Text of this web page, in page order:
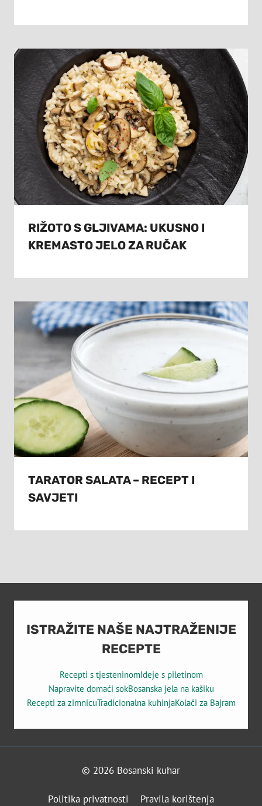
RIŽOTO S GLJIVAMA: UKUSNO I
KREMASTO JELO ZA RUČAK
TARATOR SALATA – RECEPT I
SAVJETI
ISTRAŽITE NAŠE NAJTRAŽENIJE
RECEPTE
Recepti s tjesteninomIdeje s piletinom
Napravite domaći sokBosanska jela na kašiku
Recepti za zimnicuTradicionalna kuhinjaKolači za Bajram
© 2026 Bosanski kuhar
Politika privatnosti Pravila korištenja